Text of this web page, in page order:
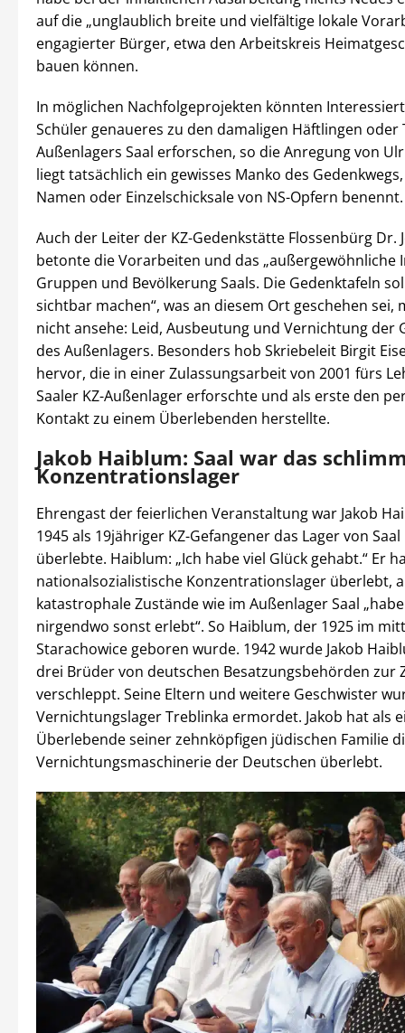
auf die „unglaublich breite und vielfältige lokale
engagierter Bürger, etwa den Arbeitskreis
bauen können.
In möglichen Nachfolgeprojekten könnten
Schüler genaueres zu den damaligen Häftlingen oder
Außenlagers Saal erforschen, so die Anregung von
liegt tatsächlich ein gewisses Manko des
Namen oder Einzelschicksale von NS-Opfern benennt.
Auch der Leiter der KZ-Gedenkstätte Flossenbürg Dr.
betonte die Vorarbeiten und das „außergewöhnliche
Gruppen und Bevölkerung Saals. Die Gedenktafeln
sichtbar machen“, was an diesem Ort geschehen sei,
nicht ansehe: Leid, Ausbeutung und Vernichtung der
des Außenlagers. Besonders hob Skriebeleit Birgit
hervor, die in einer Zulassungsarbeit von 2001 fürs
Saaler KZ-Außenlager erforschte und als erste den
Kontakt zu einem Überlebenden herstellte.
Jakob Haiblum: Saal war das
Konzentrationslager
Ehrengast der feierlichen Veranstaltung war Jakob
1945 als 19jähriger KZ-Gefangener das Lager von
überlebte. Haiblum: „Ich habe viel Glück gehabt.“ Er
nationalsozialistische Konzentrationslager überlebt,
katastrophale Zustände wie im Außenlager Saal
nirgendwo sonst erlebt“. So Haiblum, der 1925 im
Starachowice geboren wurde. 1942 wurde Jakob
drei Brüder von deutschen Besatzungsbehörden zur
verschleppt. Seine Eltern und weitere Geschwister
Vernichtungslager Treblinka ermordet. Jakob hat als
Überlebende seiner zehnköpfigen jüdischen Familie
Vernichtungsmaschinerie der Deutschen überlebt.